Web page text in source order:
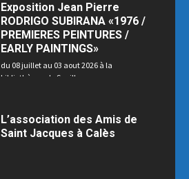
Exposition Jean Pierre
RODRIGO SUBIRANA «1976 /
PREMIERES PEINTURES /
EARLY PAINTINGS»
du 08 juillet au 03 aout 2026 à la
bibliothèque de Souillac
L’association des Amis de
Saint Jacques à Calès